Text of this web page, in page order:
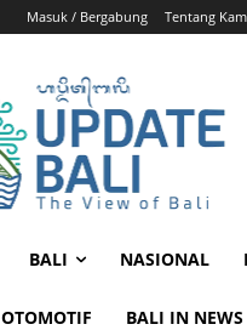
Masuk / Bergabung Tentang
BALI NASIONAL
OTOMOTIF BALI IN NEWS